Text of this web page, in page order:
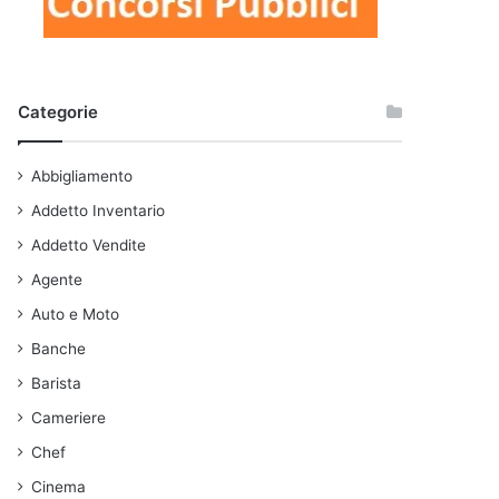
Categorie
Abbigliamento
Addetto Inventario
Addetto Vendite
Agente
Auto e Moto
Banche
Barista
Cameriere
Chef
Cinema